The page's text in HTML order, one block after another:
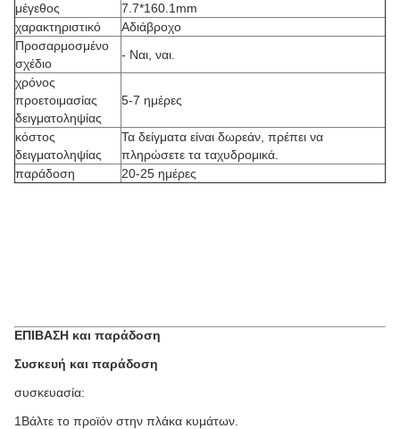
μέγεθος
7.7*160.1mm
χαρακτηριστικό
Αδιάβροχο
Προσαρμοσμένο
σχέδιο
- Ναι, ναι.
χρόνος
προετοιμασίας
δειγματοληψίας
5-7 ημέρες
κόστος
δειγματοληψίας
Τα δείγματα είναι δωρεάν, πρέπει να
πληρώσετε τα ταχυδρομικά.
παράδοση
20-25 ημέρες
ΕΠΙΒΑΣΗ και παράδοση
Συσκευή και παράδοση
συσκευασία:
1Βάλτε το προϊόν στην πλάκα κυμάτων.